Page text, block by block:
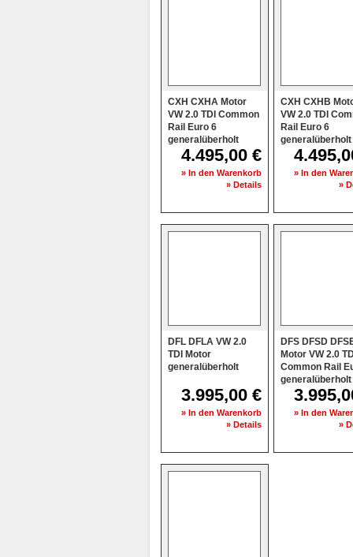
CXH CXHA Motor
VW 2.0 TDI Common
Rail Euro 6
generalüberholt
4.495,00 €
» In den Warenkorb
» Details
CXH CXHB
VW 2.0 TDI
Rail Euro 6
generalüberholt
» In den
»
DFL DFLA VW 2.0
TDI Motor
generalüberholt
3.995,00 €
» In den Warenkorb
» Details
DFS DFSD
Motor VW 2.0
Common Rail
generalüberholt
» In den
»